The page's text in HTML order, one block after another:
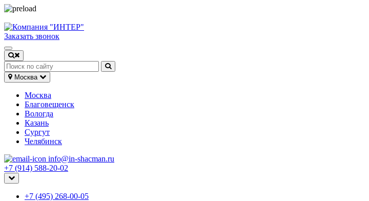
Заказать звонок
Москва
Москва
Благовещенск
Вологда
Казань
Сургут
Челябинск
info@in-shacman.ru
+7 (914) 588-20-02
+7 (495) 268-00-05